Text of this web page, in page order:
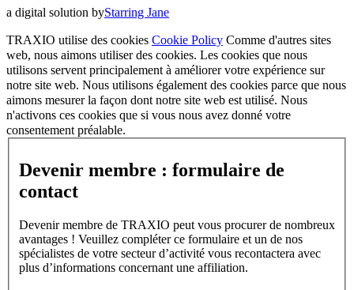
a digital solution byStarring Jane
TRAXIO utilise des cookies Cookie Policy Comme d'autres sites
web, nous aimons utiliser des cookies. Les cookies que nous
utilisons servent principalement à améliorer votre expérience sur
notre site web. Nous utilisons également des cookies parce que nous
aimons mesurer la façon dont notre site web est utilisé. Nous
n'activons ces cookies que si vous nous avez donné votre
consentement préalable.
Devenir membre : formulaire de
contact
Devenir membre de TRAXIO peut vous procurer de nombreux
avantages ! Veuillez compléter ce formulaire et un de nos
spécialistes de votre secteur d’activité vous recontactera avec
plus d’informations concernant une affiliation.